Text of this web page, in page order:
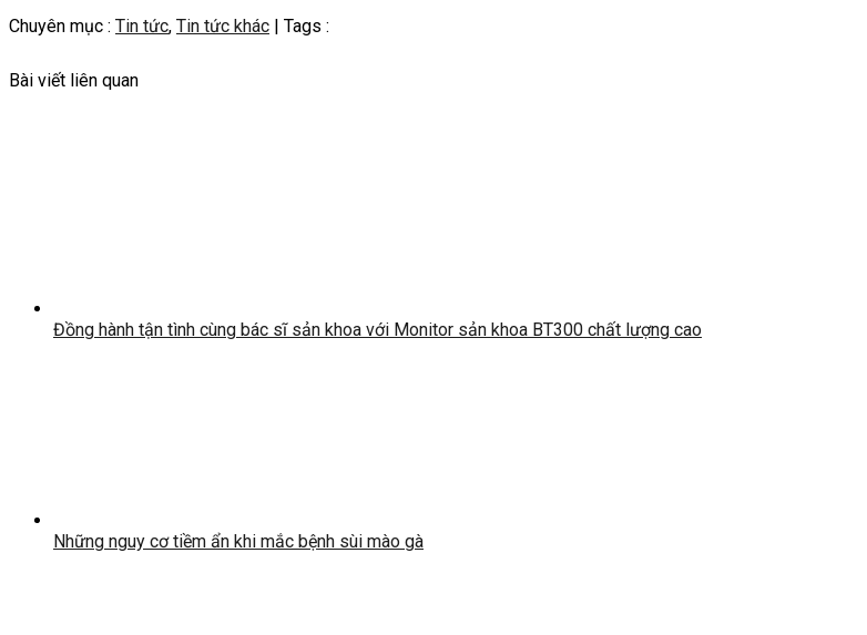
Chuyên mục : Tin tức, Tin tức khác | Tags :
Bài viết liên quan
Đồng hành tận tình cùng bác sĩ sản khoa với Monitor sản khoa BT300 chất lượng cao
Những nguy cơ tiềm ẩn khi mắc bệnh sùi mào gà